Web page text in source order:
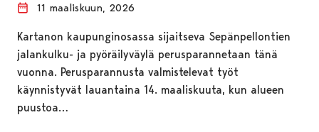
11 maaliskuun, 2026
Kartanon kaupunginosassa sijaitseva Sepänpellontien
jalankulku- ja pyöräilyväylä perusparannetaan tänä
vuonna. Perusparannusta valmistelevat työt
käynnistyvät lauantaina 14. maaliskuuta, kun alueen
puustoa…